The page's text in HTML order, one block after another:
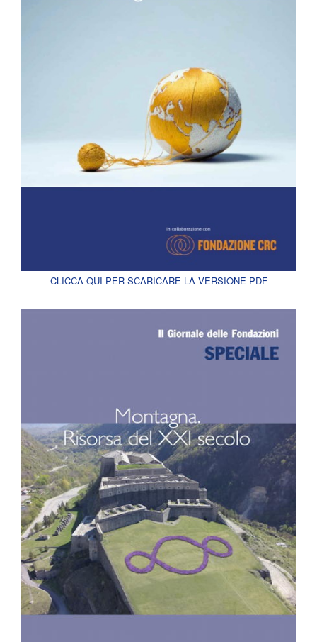
CLICCA QUI PER SCARICARE LA VERSIONE PDF